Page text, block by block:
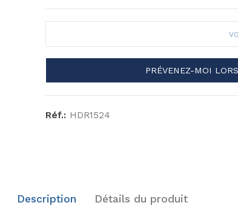
PRÉVENEZ-MOI
Réf.: HDR1524
Description Détails du produit